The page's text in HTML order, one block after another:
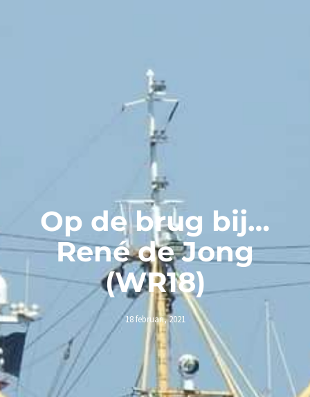
Op de brug bij…
René de Jong
(WR18)
18 februari, 2021